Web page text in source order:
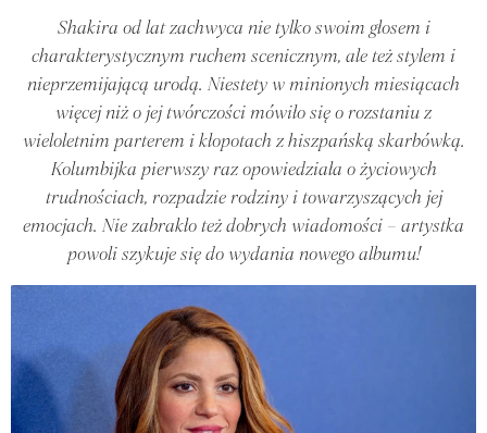
Shakira od lat zachwyca nie tylko swoim głosem i
charakterystycznym ruchem scenicznym, ale też stylem i
nieprzemijającą urodą. Niestety w minionych miesiącach
więcej niż o jej twórczości mówiło się o rozstaniu z
wieloletnim parterem i kłopotach z hiszpańską skarbówką.
Kolumbijka pierwszy raz opowiedziała o życiowych
trudnościach, rozpadzie rodziny i towarzyszących jej
emocjach. Nie zabrakło też dobrych wiadomości – artystka
powoli szykuje się do wydania nowego albumu!